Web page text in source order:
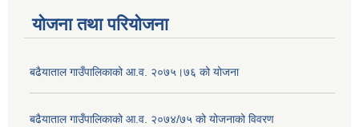
योजना तथा परियोजना
बढैयाताल गाउँपालिकाको आ.व. २०७५।७६ को योजना
बढैयाताल गाउँपालिकाको आ.व. २०७४/७५ को योजनाको विवरण